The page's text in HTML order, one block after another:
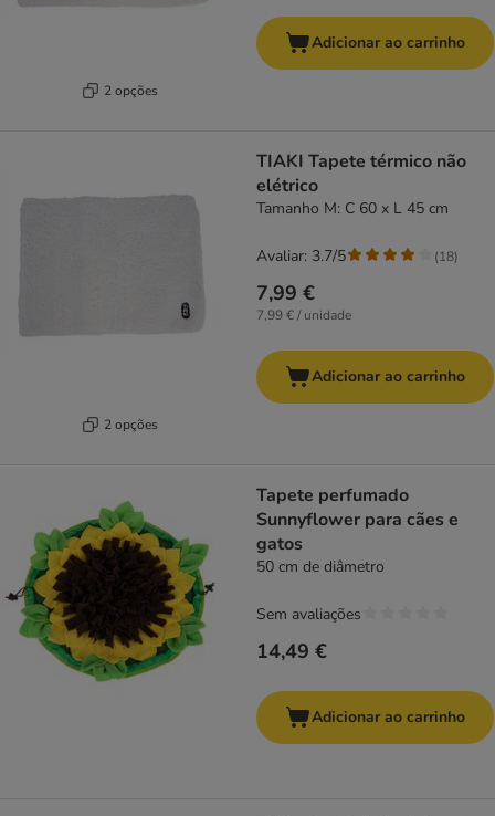
2 opções
Adicionar ao carrinho
2 opções
TIAKI Tapete térmico não
elétrico
Tamanho M: C 60 x L 45 cm
7,99 €
7,99 € / unidade
Avaliar: 3.7/5 (18)
Adicionar ao carrinho
Tapete perfumado
Sunnyflower para cães e
gatos
50 cm de diâmetro
14,49 €
Sem avaliações
Adicionar ao carrinho